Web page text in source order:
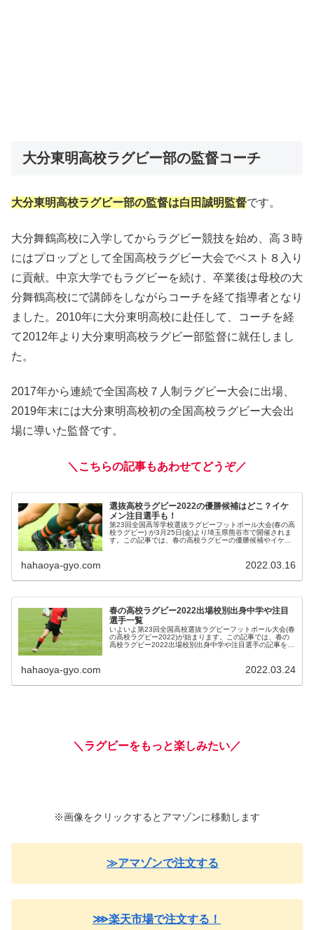
大分東明高校ラグビー部の監督コーチ
大分東明高校ラグビー部の監督は白田誠明監督です。
大分舞鶴高校に入学してからラグビー競技を始め、高３時
にはプロップとして全国高校ラグビー大会でベスト８入り
に貢献。中京大学でもラグビーを続け、卒業後は母校の大
分舞鶴高校にで講師をしながらコーチを経て指導者となり
ました。2010年に大分東明高校に赴任して、コーチを経
て2012年より大分東明高校ラグビー部監督に就任しまし
た。
2017年から連続で全国高校７人制ラグビー大会に出場、
2019年末には大分東明高校初の全国高校ラグビー大会出
場に導いた監督です。
＼こちらの記事もあわせてどうぞ／
選抜高校ラグビー2022の優勝候補はどこ？イケ
メン注目選手も！
第23回全国高等学校選抜ラグビーフットボール大会(春の高
校ラグビー) が3月25日(金)より埼玉県熊谷市で開催されま
す。この記事では、春の高校ラグビーの優勝候補やイケメ
hahaoya-gyo.com 2022.03.16
春の高校ラグビー2022出場校別出身中学や注目
選手一覧
いよいよ第23回全国高校選抜ラグビーフットボール大会(春
の高校ラグビー2022)が始まります。この記事では、春の
高校ラグビー2022出場校別出身中学や注目選手の記事をま
hahaoya-gyo.com 2022.03.24
＼ラグビーをもっと楽しみたい／
※画像をクリックするとアマゾンに移動します
≫アマゾンで注文する
⋙楽天市場で注文する！